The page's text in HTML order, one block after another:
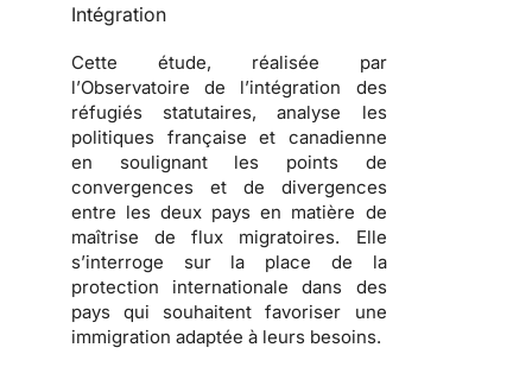
Intégration
Cette étude, réalisée par
l’Observatoire de l’intégration des
réfugiés statutaires, analyse les
politiques française et canadienne
en soulignant les points de
convergences et de divergences
entre les deux pays en matière de
maîtrise deflux migratoires. Elle
s’interroge sur la place de la
protection internationale dans des
pays qui souhaitent favoriser une
immigration adaptée à leurs besoins.